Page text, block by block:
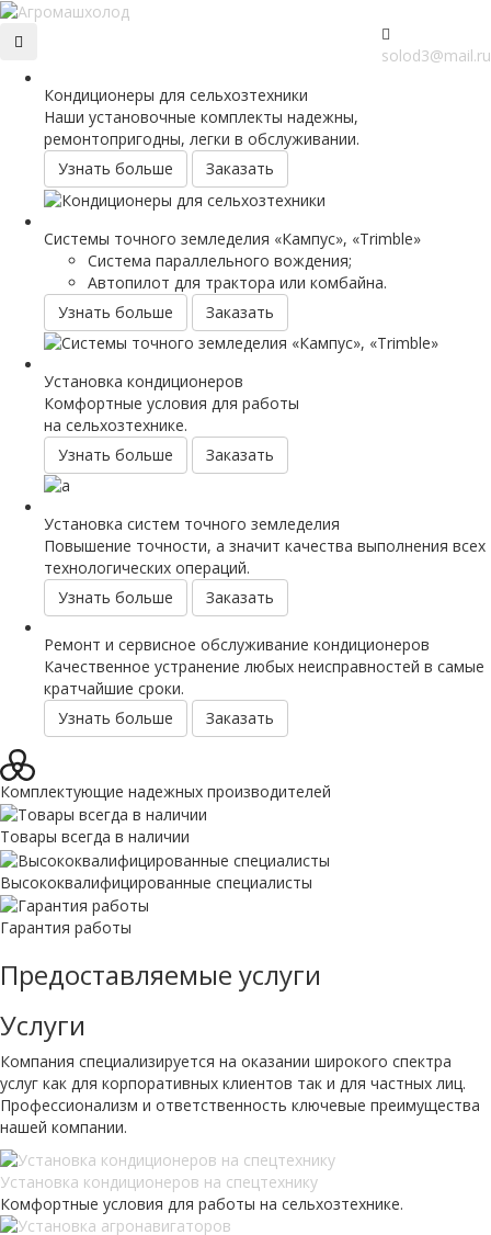
solod3@mail.ru
Кондиционеры для сельхозтехники
Наши установочные комплекты надежны,
ремонтопригодны, легки в обслуживании.
Узнать больше
Заказать
Системы точного земледелия «Кампус», «Trimble»
Система параллельного вождения;
Автопилот для трактора или комбайна.
Узнать больше
Заказать
Установка кондиционеров
Комфортные условия для работы
на сельхозтехнике.
Узнать больше
Заказать
Установка систем точного земледелия
Повышение точности, а значит качества выполнения всех
технологических операций.
Узнать больше
Заказать
Ремонт и сервисное обслуживание кондиционеров
Качественное устранение любых неисправностей в самые
кратчайшие сроки.
Узнать больше
Заказать
Комплектующие надежных производителей
Товары всегда в наличии
Высококвалифициро­ванные специалисты
Гарантия работы
Предоставляемые услуги
Услуги
Компания специализируется на оказании широкого спектра
услуг как для корпоративных клиентов так и для частных лиц.
Профессионализм и ответственность ключевые преимущества
нашей компании.
Установка кондиционеров на спецтехнику
Комфортные условия для работы на сельхозтехнике.